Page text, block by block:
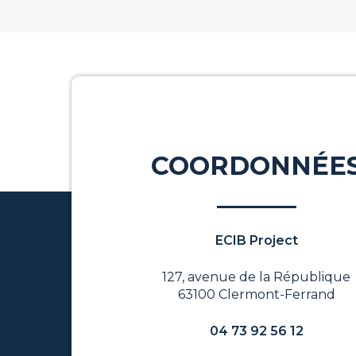
ECIB Project
127, avenue de la République
63100 Clermont-Ferrand
04 73 92 56 12